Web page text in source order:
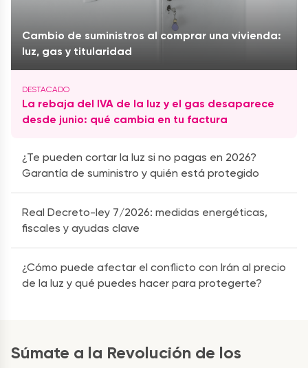
Cambio de suministros al comprar una vivienda:
luz, gas y titularidad
La rebaja del IVA de la luz y el gas desaparece
desde junio: qué cambia en tu factura
¿Te pueden cortar la luz si no pagas en 2026?
Garantía de suministro y quién está protegido
Real Decreto-ley 7/2026: medidas energéticas,
fiscales y ayudas clave
¿Cómo puede afectar el conflicto con Irán al precio
de la luz y qué puedes hacer para protegerte?
Súmate a la Revolución de los